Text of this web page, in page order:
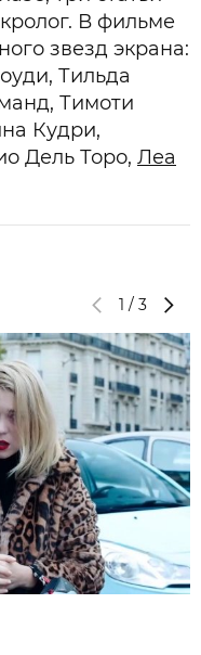
В фильме
звезд экрана:
Тильда
Тимоти
Кудри,
Дель Торо, Леа
1 / 3